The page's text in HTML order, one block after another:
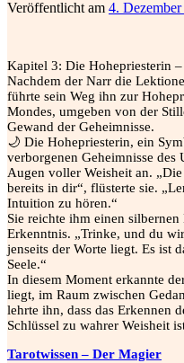
Veröffentlicht am 4.
Kapitel 3: Die Hohepriesterin
Nachdem der Narr die
führte sein Weg ihn zur
Mondes, umgeben von der
Gewand der Geheimnisse.
🌙 Die Hohepriesterin, ein
verborgenen Geheimnisse
Augen voller Weisheit an.
bereits in dir“, flüsterte sie.
Intuition zu hören.“
Sie reichte ihm einen
Erkenntnis. „Trinke, und du
jenseits der Worte liegt. Es ist
Seele.“
In diesem Moment erkannte
liegt, im Raum zwischen
lehrte ihn, dass das Erkennen
Schlüssel zu wahrer Weisheit
Tarotwissen – Der Magier